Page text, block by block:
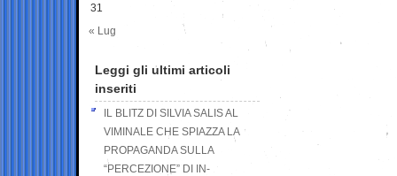
31
« Lug
Leggi gli ultimi articoli
inseriti
IL BLITZ DI SILVIA SALIS AL
VIMINALE CHE SPIAZZA LA
PROPAGANDA SULLA
“PERCEZIONE” DI IN-